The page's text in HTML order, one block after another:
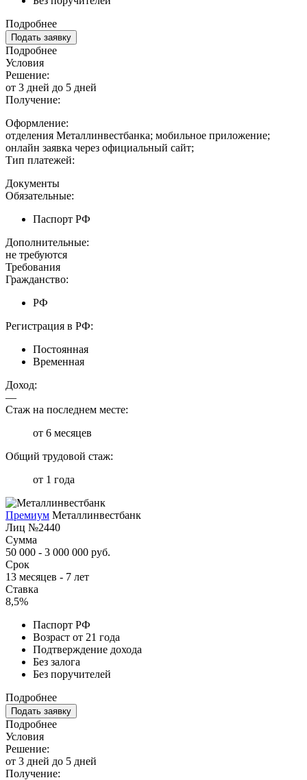
Подробнее
Подать заявку
Подробнее
Условия
Решение:
от 3 дней до 5 дней
Получение:
Оформление:
отделения Металлинвестбанка; мобильное приложение;
онлайн заявка через официальный сайт;
Тип платежей:
Документы
Обязательные:
Паспорт РФ
Дополнительные:
не требуются
Требования
Гражданство:
РФ
Регистрация в РФ:
Постоянная
Временная
Доход:
—
Стаж на последнем месте:
от 6 месяцев
Общий трудовой стаж:
от 1 года
Премиум Металлинвестбанк
Лиц №2440
Сумма
50 000 - 3 000 000 руб.
Срок
13 месяцев - 7 лет
Ставка
8,5%
Паспорт РФ
Возраст от 21 года
Подтверждение дохода
Без залога
Без поручителей
Подробнее
Подать заявку
Подробнее
Условия
Решение:
от 3 дней до 5 дней
Получение: